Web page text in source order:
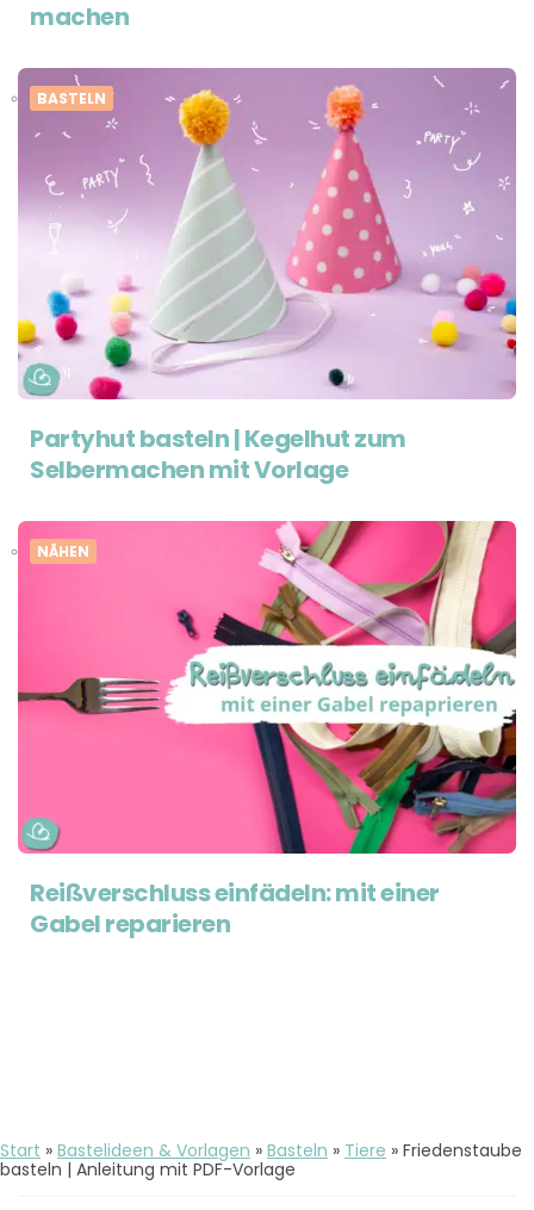
machen
BASTELN
Partyhut basteln | Kegelhut zum
Selbermachen mit Vorlage
NÄHEN
Reißverschluss einfädeln: mit einer
Gabel reparieren
Start » Bastelideen & Vorlagen » Basteln » Tiere » Friedenstaube
basteln | Anleitung mit PDF-Vorlage